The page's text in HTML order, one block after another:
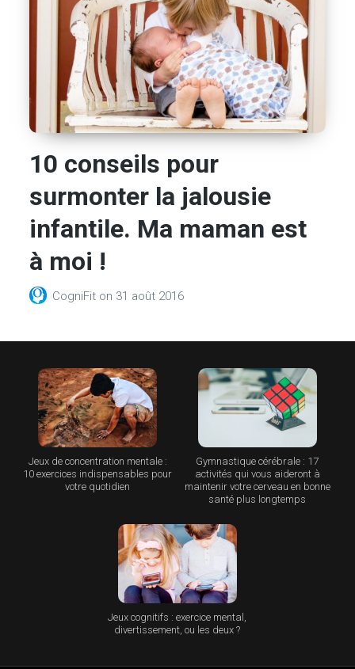
10 conseils pour
surmonter la jalousie
infantile. Ma maman est
à moi !
CogniFit on 31 août 2016
Jeux de concentration mentale :
10 exercices indispensables pour
votre quotidien
Gymnastique cérébrale : 17
activités qui vous aideront à
maintenir votre cerveau en bonne
santé plus longtemps
Jeux cognitifs : exercice mental,
divertissement, ou les deux ?